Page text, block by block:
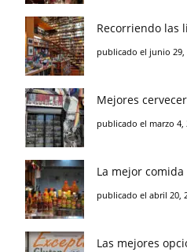
Recorriendo las
publicado el junio 29,
Mejores
publicado el marzo 4,
La mejor
publicado el abril 20,
Las mejores